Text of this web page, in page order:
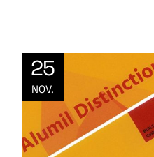
25
NOV.